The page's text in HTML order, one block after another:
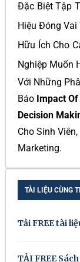
Đặc Biệt Tập
Hiệu Đóng Vai
Hữu Ích Cho
Nghiệp Muốn
Với Những
Báo Impact
Decision
Cho Sinh
Marketing.
TÀI LIỆU CÙNG
Tải FREE tài
TẢI FREE